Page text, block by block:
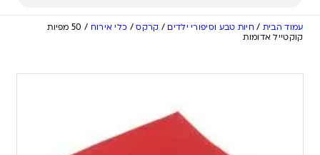
עמוד הבית /חיות טבע וסיפורי ילדים / קרקס/ כלי אירוח /
50 מפיות
קוקטייל אדומות